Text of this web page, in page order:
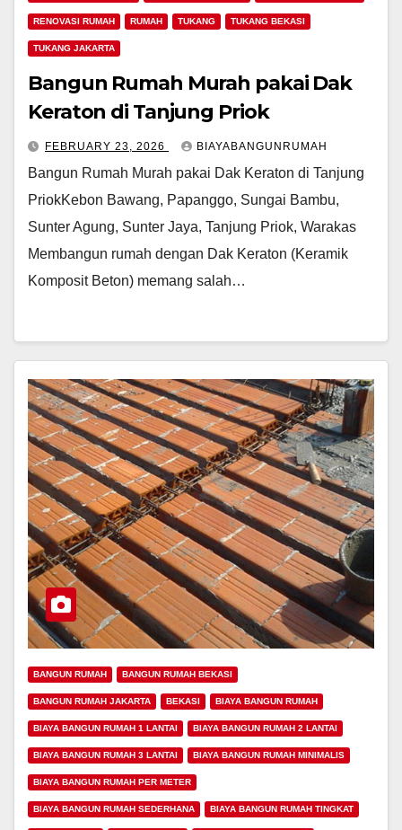
RENOVASI RUMAH RUMAH TUKANG TUKANG BEKASI
TUKANG JAKARTA
Bangun Rumah Murah pakai Dak
Keraton di Tanjung Priok
FEBRUARY 23, 2026 BIAYABANGUNRUMAH
Bangun Rumah Murah pakai Dak Keraton di Tanjung
PriokKebon Bawang, Papanggo, Sungai Bambu,
Sunter Agung, Sunter Jaya, Tanjung Priok, Warakas
Membangun rumah dengan Dak Keraton (Keramik
Komposit Beton) memang salah…
BANGUN RUMAH BANGUN RUMAH BEKASI
BANGUN RUMAH JAKARTA BEKASI BIAYA BANGUN RUMAH
BIAYA BANGUN RUMAH 1 LANTAI BIAYA BANGUN RUMAH 2 LANTAI
BIAYA BANGUN RUMAH 3 LANTAI BIAYA BANGUN RUMAH MINIMALIS
BIAYA BANGUN RUMAH PER METER
BIAYA BANGUN RUMAH SEDERHANA BIAYA BANGUN RUMAH TINGKAT